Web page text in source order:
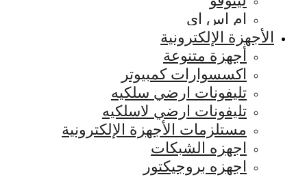
ام اس اي
الأجهزة الإلكترونية
أجهزة متنوعة
اكسسوارات كمبيوتر
تليفونات ارضي سلكيه
تليفونات ارضي لاسلكيه
مستلزمات الأجهزة الإلكترونية
اجهزه الشبكات
اجهزه بروجيكتور